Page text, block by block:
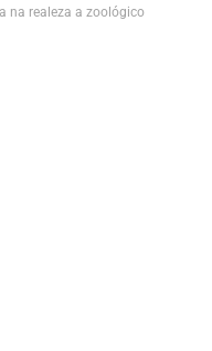
na realeza a zoológico